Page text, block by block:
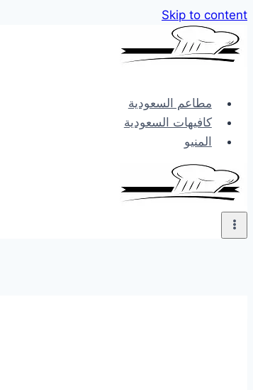
Skip to content
مطاعم السعودية
كافيهات السعودية
المنيو